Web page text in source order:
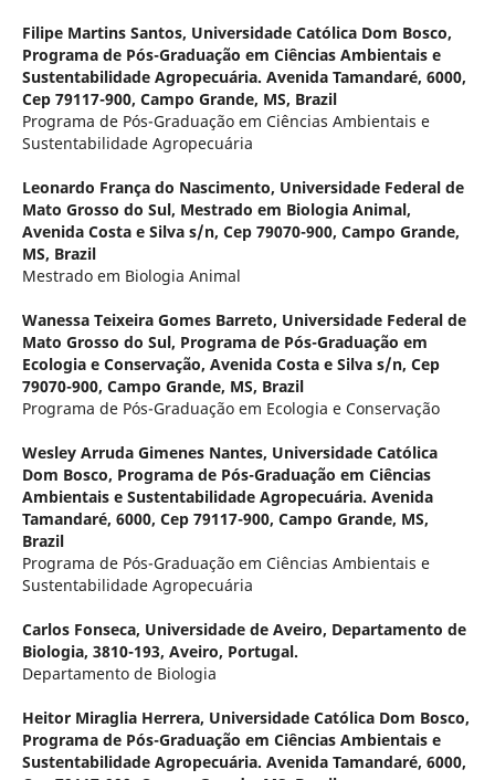
Filipe Martins Santos, Universidade Católica Dom Bosco,
Programa de Pós-Graduação em Ciências Ambientais e
Sustentabilidade Agropecuária. Avenida Tamandaré, 6000,
Cep 79117-900, Campo Grande, MS, Brazil
Programa de Pós-Graduação em Ciências Ambientais e
Sustentabilidade Agropecuária
Leonardo França do Nascimento, Universidade Federal de
Mato Grosso do Sul, Mestrado em Biologia Animal,
Avenida Costa e Silva s/n, Cep 79070-900, Campo Grande,
MS, Brazil
Mestrado em Biologia Animal
Wanessa Teixeira Gomes Barreto, Universidade Federal de
Mato Grosso do Sul, Programa de Pós-Graduação em
Ecologia e Conservação, Avenida Costa e Silva s/n, Cep
79070-900, Campo Grande, MS, Brazil
Programa de Pós-Graduação em Ecologia e Conservação
Wesley Arruda Gimenes Nantes, Universidade Católica
Dom Bosco, Programa de Pós-Graduação em Ciências
Ambientais e Sustentabilidade Agropecuária. Avenida
Tamandaré, 6000, Cep 79117-900, Campo Grande, MS,
Brazil
Programa de Pós-Graduação em Ciências Ambientais e
Sustentabilidade Agropecuária
Carlos Fonseca, Universidade de Aveiro, Departamento de
Biologia, 3810-193, Aveiro, Portugal.
Departamento de Biologia
Heitor Miraglia Herrera, Universidade Católica Dom Bosco,
Programa de Pós-Graduação em Ciências Ambientais e
Sustentabilidade Agropecuária. Avenida Tamandaré, 6000,